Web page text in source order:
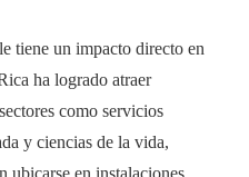
tiene un impacto directo en
ha logrado atraer
como servicios
y ciencias de la vida,
ubicarse en instalaciones